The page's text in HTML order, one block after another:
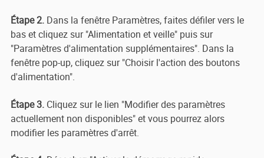
Étape 2.Dans la fenêtre Paramètres, faites défiler vers le
bas et cliquez sur "Alimentation et veille" puis sur
"Paramètres d'alimentation supplémentaires". Dans la
fenêtre pop-up, cliquez sur "Choisir l'action des boutons
d'alimentation".
Étape 3.Cliquez sur le lien "Modifier des paramètres
actuellement non disponibles" et vous pourrez alors
modifier les paramètres d'arrêt.